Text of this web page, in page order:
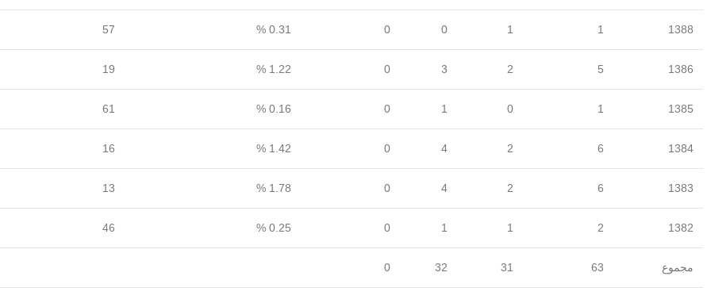
1388
1
1
0
0
0.31 %
57
1386
5
2
3
0
1.22 %
19
1385
1
0
1
0
0.16 %
61
1384
6
2
4
0
1.42 %
16
1383
6
2
4
0
1.78 %
13
1382
2
1
1
0
0.25 %
46
مجموع 63
31
32
0